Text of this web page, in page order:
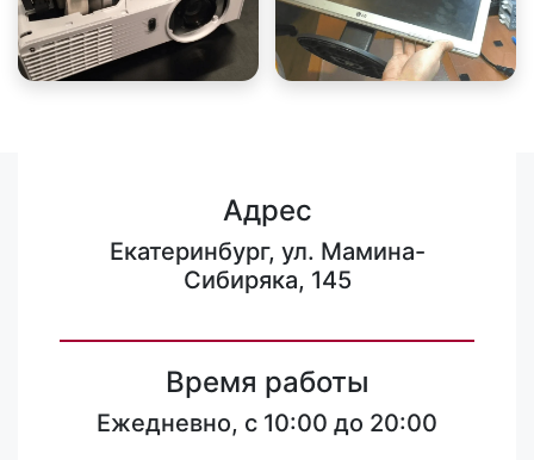
Адрес
Екатеринбург, ул. Мамина-
Сибиряка, 145
Время работы
Ежедневно, с 10:00 до 20:00